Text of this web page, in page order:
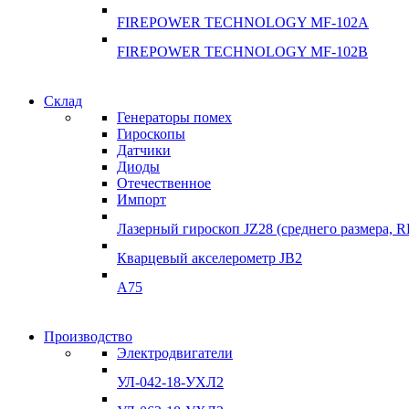
FIREPOWER TECHNOLOGY MF-102A
FIREPOWER TECHNOLOGY MF-102B
Инклинометры
Подробнее
Инклинометры
подробнее
Склад
Генераторы помех
Гироскопы
Датчики
Диоды
Отечественное
Импорт
Лазерный гироскоп JZ28 (среднего размера,
Кварцевый акселерометр JB2
A75
Склад
Подробнее
Склад
Подробнее
Производство
Электродвигатели
УЛ-042-18-УХЛ2